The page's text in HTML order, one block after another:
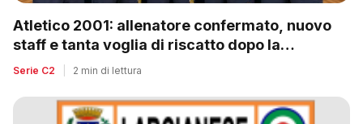
Atletico 2001: allenatore confermato, nuovo
staff e tanta voglia di riscatto dopo la
retrocessione
Serie C2 2 min di lettura